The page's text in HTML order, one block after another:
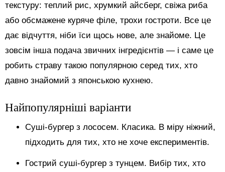
текстуру: теплий рис, хрумкий айсберг, свіжа риба
або обсмажене куряче філе, трохи гостроти. Все це
дає відчуття, ніби їси щось нове, але знайоме. Це
зовсім інша подача звичних інгредієнтів — і саме це
робить страву такою популярною серед тих, хто
давно знайомий з японською кухнею.
Найпопулярніші варіанти
Суші-бургер з лососем. Класика. В міру ніжний,
підходить для тих, хто не хоче експериментів.
Гострий суші-бургер з тунцем. Вибір тих, хто